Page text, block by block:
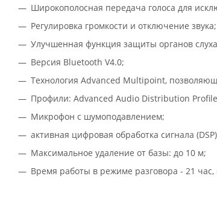
Широкополосная передача голоса для
Регулировка громкости и отключение звука;
Улучшенная функция защиты органов
Версия Bluetooth V4.0;
Технология Advanced Multipoint,
Профили: Advanced Audio Distribution Profile
Микрофон с шумоподавлением;
активная цифровая обработка сигнала
Максимальное удаление от базы: до 10 м;
Время работы в режиме разговора - 21